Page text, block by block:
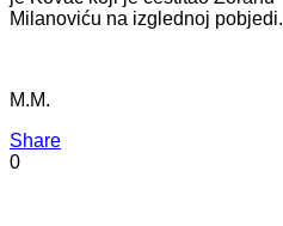
Milanoviću na izglednoj pobjedi.
M.M.
Share
0